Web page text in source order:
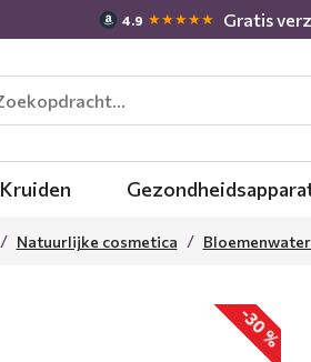
4.9 ★★★★★ Gratis
Kruiden
Natuurlijke cosmetica
-30 %